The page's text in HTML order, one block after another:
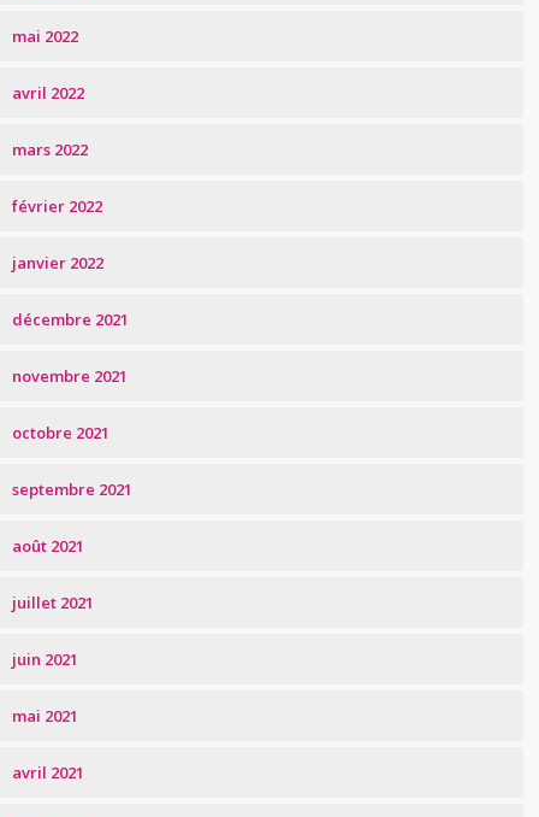
mai 2022
avril 2022
mars 2022
février 2022
janvier 2022
décembre 2021
novembre 2021
octobre 2021
septembre 2021
août 2021
juillet 2021
juin 2021
mai 2021
avril 2021